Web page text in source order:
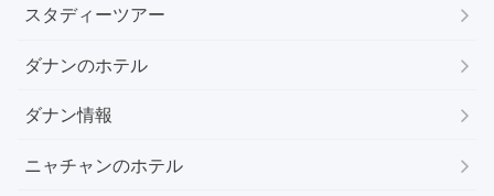
スタディーツアー
ダナンのホテル
ダナン情報
ニャチャンのホテル